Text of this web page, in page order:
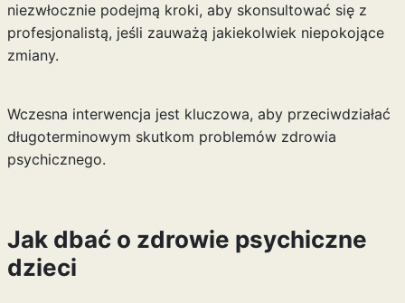
niezwłocznie podejmą kroki, aby skonsultować się z
profesjonalistą, jeśli zauważą jakiekolwiek niepokojące
zmiany.
Wczesna interwencja jest kluczowa, aby przeciwdziałać
długoterminowym skutkom problemów zdrowia
psychicznego.
Jak dbać o zdrowie psychiczne
dzieci